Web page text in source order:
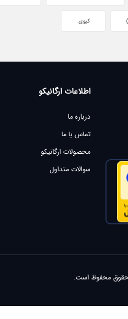
کیوی
اطلاعات ارگانیکو
درباره ما
تماس با ما
محصولات ارگانیکو
سوالات متداول
محفوظ است.